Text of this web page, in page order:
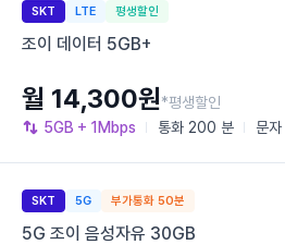
SKT LTE 평생할인
조이 데이터 5GB+
5GB + 1Mbps 통화 200 분 문자
월 14,300원*평생할인
SKT 5G 부가통화 50분
5G 조이 음성자유 30GB